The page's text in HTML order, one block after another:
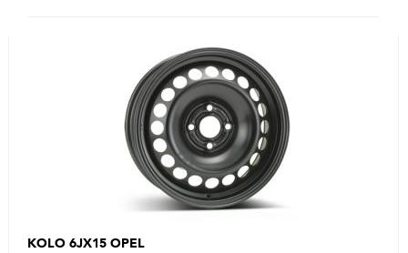
KOLO 6JX15 OPEL